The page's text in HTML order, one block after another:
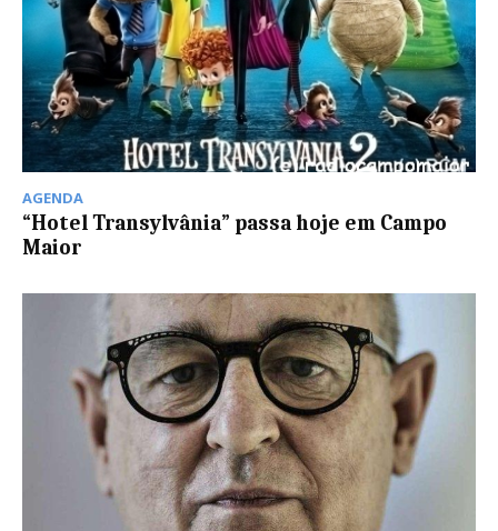
AGENDA
“Hotel Transylvânia” passa hoje em Campo
Maior